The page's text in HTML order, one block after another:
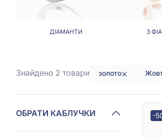
ДІАМАНТИ З
Знайдено 2 товари золото
ОБРАТИ КАБЛУЧКИ -